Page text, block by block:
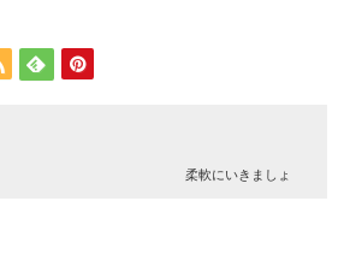
柔軟にいきましょ